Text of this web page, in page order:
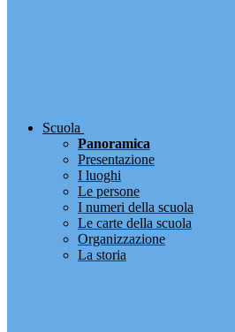
Scuola
Panoramica
Presentazione
I luoghi
Le persone
I numeri della scuola
Le carte della scuola
Organizzazione
La storia